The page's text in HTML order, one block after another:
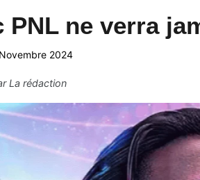
PNL ne verra
2024
La rédaction